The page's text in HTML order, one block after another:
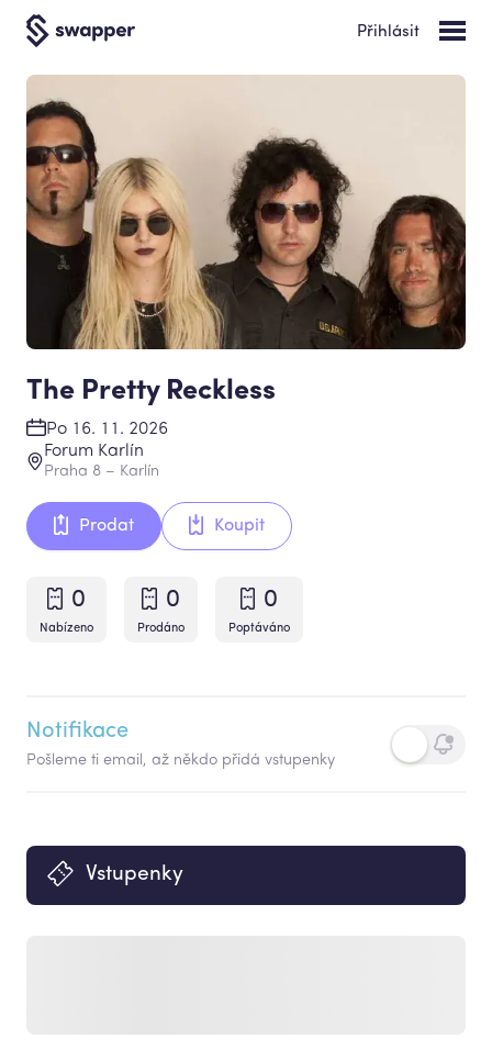
Přihlásit
The Pretty Reckless
Po 16. 11. 2026
Forum Karlín
Praha 8 – Karlín
Prodat Koupit
0
Nabízeno
0
Prodáno
0
Poptáváno
Notifikace
Pošleme ti email, až někdo přidá vstupenky
Vstupenky